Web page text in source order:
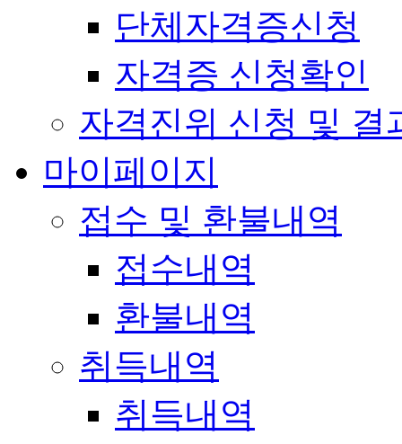
단체자격증신청
자격증 신청확인
자격진위 신청 및 결
마이페이지
접수 및 환불내역
접수내역
환불내역
취득내역
취득내역